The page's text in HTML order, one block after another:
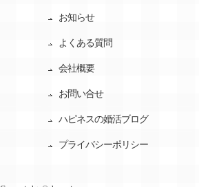
お知らせ
よくある質問
会社概要
お問い合せ
ハピネスの婚活ブログ
プライバシーポリシー